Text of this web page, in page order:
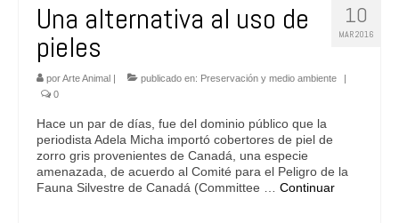
10
MAR 2016
Una alternativa al uso de
pieles
porArte Animal | publicado en: Preservación y medio ambiente
|
0
Hace un par de días, fue del dominio público que la
periodista Adela Micha importó cobertores de piel de
zorro gris provenientes de Canadá, una especie
amenazada, de acuerdo al Comité para el Peligro de la
Fauna Silvestre de Canadá (Committee … Continuar